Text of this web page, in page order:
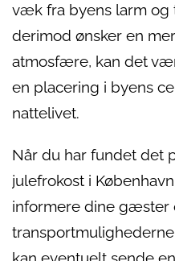
væk fra byens larm og
derimod ønsker en
atmosfære, kan det
en placering i byens
nattelivet.
Når du har fundet det
julefrokost i
informere dine gæster